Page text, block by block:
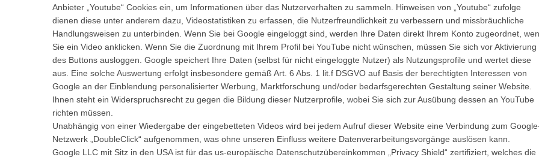
Anbieter „Youtube“ Cookies ein, um Informationen über das Nutzerverhalten zu sammeln. Hinweisen von „Youtube“ zufolge
dienen diese unter anderem dazu, Videostatistiken zu erfassen, die Nutzerfreundlichkeit zu verbessern und missbräuchliche
Handlungsweisen zu unterbinden. Wenn Sie bei Google eingeloggt sind, werden Ihre Daten direkt Ihrem Konto zugeordnet,
Sie ein Video anklicken. Wenn Sie die Zuordnung mit Ihrem Profil bei YouTube nicht wünschen, müssen Sie sich vor Aktivierung
des Buttons ausloggen. Google speichert Ihre Daten (selbst für nicht eingeloggte Nutzer) als Nutzungsprofile und wertet diese
aus. Eine solche Auswertung erfolgt insbesondere gemäß Art. 6 Abs. 1 lit.f DSGVO auf Basis der berechtigten Interessen von
Google an der Einblendung personalisierter Werbung, Marktforschung und/oder bedarfsgerechten Gestaltung seiner Website.
Ihnen steht ein Widerspruchsrecht zu gegen die Bildung dieser Nutzerprofile, wobei Sie sich zur Ausübung dessen an YouTube
richten müssen.
Unabhängig von einer Wiedergabe der eingebetteten Videos wird bei jedem Aufruf dieser Website eine Verbindung zum
Netzwerk „DoubleClick“ aufgenommen, was ohne unseren Einfluss weitere Datenverarbeitungsvorgänge auslösen kann.
Google LLC mit Sitz in den USA ist für das us-europäische Datenschutzübereinkommen „Privacy Shield“ zertifiziert, welches die